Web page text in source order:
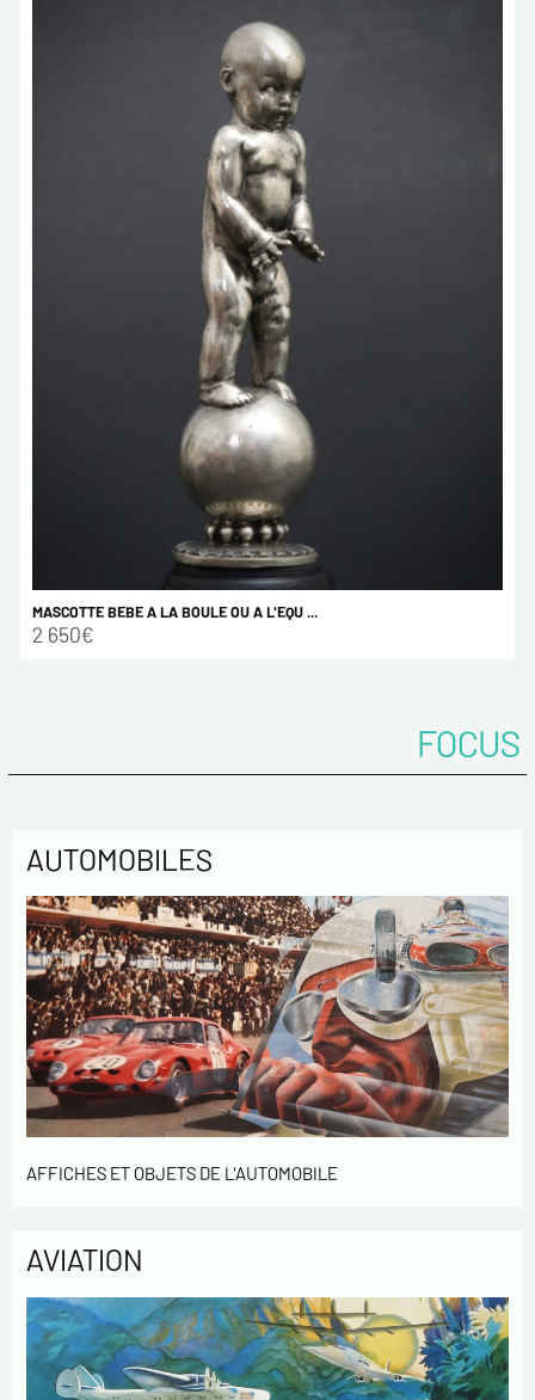
MASCOTTE BEBE A LA BOULE OU A L'EQU ...
2 650€
FOCUS
AUTOMOBILES
AFFICHES ET OBJETS DE L'AUTOMOBILE
AVIATION